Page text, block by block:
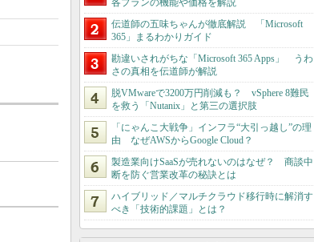
各プランの機能や価格を解説
伝道師の五味ちゃんが徹底解説 「Microsoft
365」まるわかりガイド
勘違いされがちな「Microsoft 365 Apps」 うわ
さの真相を伝道師が解説
脱VMwareで3200万円削減も？ vSphere 8難民
を救う「Nutanix」と第三の選択肢
「にゃんこ大戦争」インフラ“大引っ越し”の理
由 なぜAWSからGoogle Cloud？
製造業向けSaaSが売れないのはなぜ？ 商談中
断を防ぐ営業改革の秘訣とは
ハイブリッド／マルチクラウド移行時に解消す
べき「技術的課題」とは？